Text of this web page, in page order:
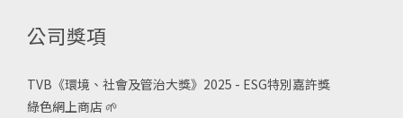
公司獎項
TVB《環境、社會及管治大獎》2025 - ESG特別嘉許獎
綠色網上商店 🌱